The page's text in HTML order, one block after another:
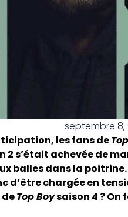
septembre 8,
les fans de
2 s’était achevée de
balles dans la
d’être chargée en
Top Boysaison 4 ? On